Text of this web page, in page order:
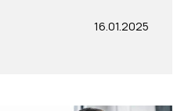
16.01.2025